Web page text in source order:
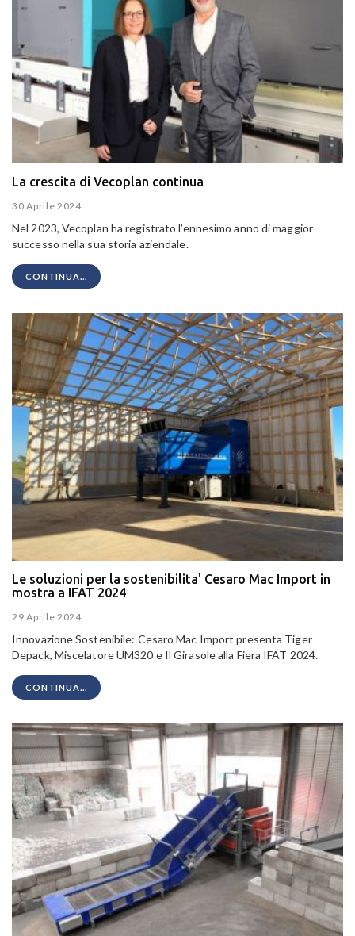
La crescita di Vecoplan continua
30 Aprile 2024
Nel 2023, Vecoplan ha registrato l’ennesimo anno di maggior
successo nella sua storia aziendale.
CONTINUA...
Le soluzioni per la sostenibilita' Cesaro Mac Import in
mostra a IFAT 2024
29 Aprile 2024
Innovazione Sostenibile: Cesaro Mac Import presenta Tiger
Depack, Miscelatore UM320 e Il Girasole alla Fiera IFAT 2024.
CONTINUA...